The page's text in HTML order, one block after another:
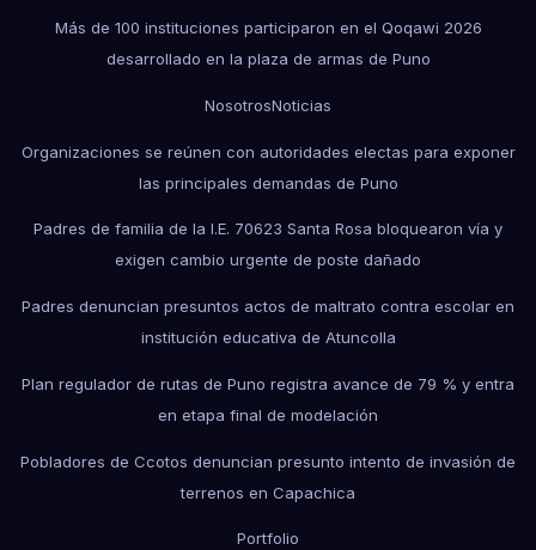
Más de 100 instituciones participaron en el Qoqawi 2026
desarrollado en la plaza de armas de Puno
NosotrosNoticias
Organizaciones se reúnen con autoridades electas para exponer
las principales demandas de Puno
Padres de familia de la I.E. 70623 Santa Rosa bloquearon vía y
exigen cambio urgente de poste dañado
Padres denuncian presuntos actos de maltrato contra escolar en
institución educativa de Atuncolla
Plan regulador de rutas de Puno registra avance de 79 % y entra
en etapa final de modelación
Pobladores de Ccotos denuncian presunto intento de invasión de
terrenos en Capachica
Portfolio